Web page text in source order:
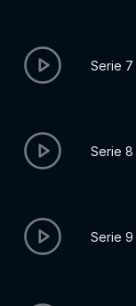
Serie 7
Serie 8
Serie 9